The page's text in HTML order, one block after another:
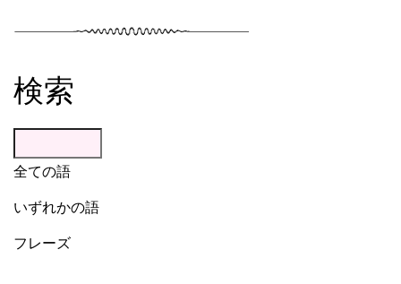
検索
全ての語
いずれかの語
フレーズ